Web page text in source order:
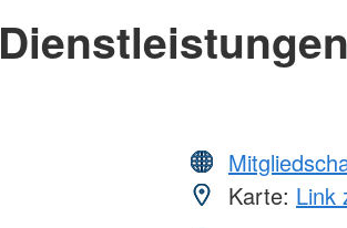
Dienstleistungen
Karte: Link